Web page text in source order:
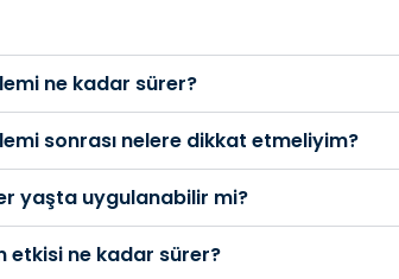
ne kadar sürer?
sonrası nelere dikkat etmeliyim?
yaşta uygulanabilir mi?
etkisi ne kadar sürer?